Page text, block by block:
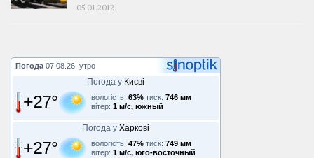
05.01.2012
Погода 07.08.26, утро
Погода у Києві
+27° вологість: 63% тиск: 746 мм
вітер: 1 м/с, южный
Погода у Харкові
+27° вологість: 47% тиск: 749 мм
вітер: 1 м/с, юго-восточный